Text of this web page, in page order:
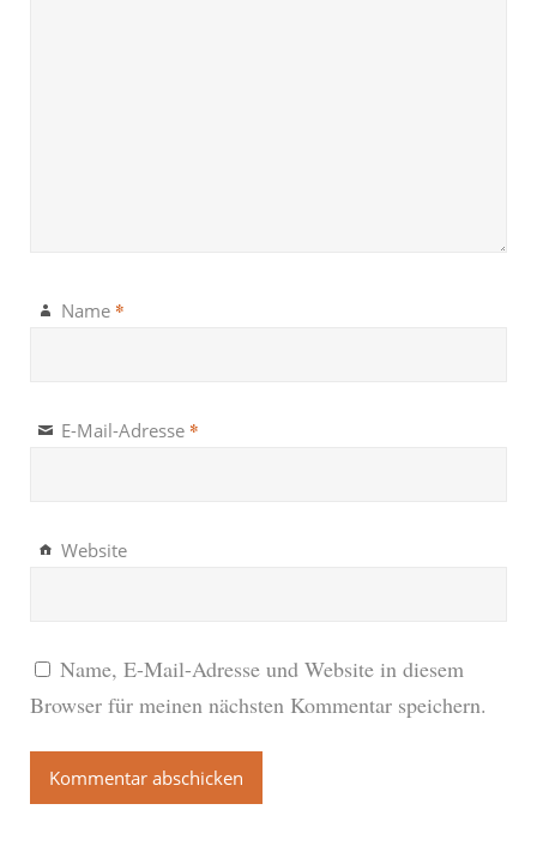
Name *
E-Mail-Adresse *
Website
Name, E-Mail-Adresse und Website in diesem
Browser für meinen nächsten Kommentar speichern.